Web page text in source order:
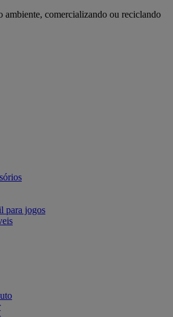
ambiente, comercializando ou reciclando
para jogos